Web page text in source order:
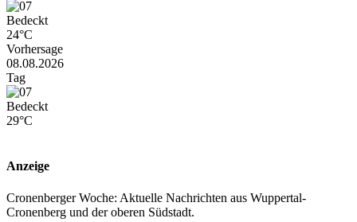
Bedeckt
24°C
Vorhersage
08.08.2026
Tag
Bedeckt
29°C
Anzeige
Cronenberger Woche: Aktuelle Nachrichten aus Wuppertal-
Cronenberg und der oberen Südstadt.